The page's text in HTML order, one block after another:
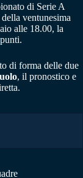
di Serie A
ventunesima
alle 18.00, la
di forma delle due
, il pronostico e